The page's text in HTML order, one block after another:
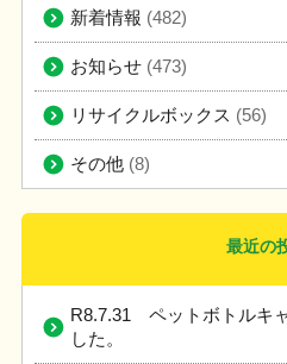
新着情報 (482)
お知らせ (473)
リサイクルボックス (56)
その他 (8)
最近の
R8.7.31 ペットボトルキ
した。